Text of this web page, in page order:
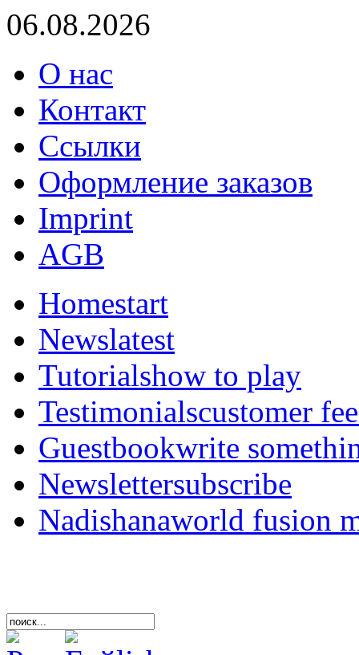
06.08.2026
О нас
Контакт
Ссылки
Оформление заказов
Imprint
AGB
Homestart
Newslatest
Tutorialshow to play
Testimonialscustomer
Guestbookwrite
Newslettersubscribe
Nadishanaworld fusion